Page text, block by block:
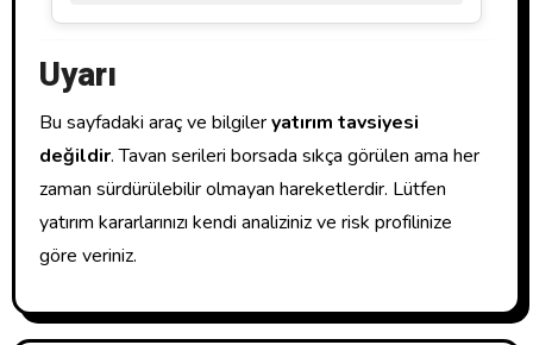
Uyarı
Bu sayfadaki araç ve bilgileryatırım tavsiyesi
değildir. Tavan serileri borsada sıkça görülen ama her
zaman sürdürülebilir olmayan hareketlerdir. Lütfen
yatırım kararlarınızı kendi analiziniz ve risk profilinize
göre veriniz.